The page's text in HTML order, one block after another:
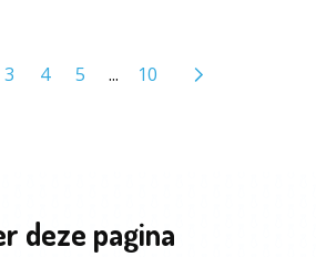
3 4 5 ... 10
deze pagina